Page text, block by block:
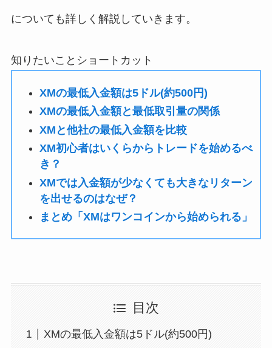
についても詳しく解説していきます。
知りたいことショートカット
XMの最低入金額は5ドル(約500円)
XMの最低入金額と最低取引量の関係
XMと他社の最低入金額を比較
XM初心者はいくらからトレードを始めるべ
き？
XMでは入金額が少なくても大きなリターン
を出せるのはなぜ？
まとめ「XMはワンコインから始められる」
目次
XMの最低入金額は5ドル(約500円)